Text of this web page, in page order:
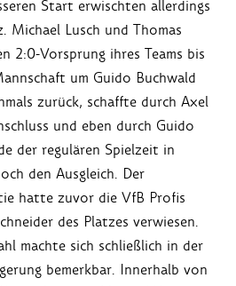
Start erwischten allerdings
Michael Lusch und Thomas
2:0-Vorsprung ihres Teams bis
um Guido Buchwald
zurück, schaffte durch Axel
und eben durch Guido
der regulären Spielzeit in
den Ausgleich. Der
hatte zuvor die VfB Profis
des Platzes verwiesen.
machte sich schließlich in der
bemerkbar. Innerhalb von